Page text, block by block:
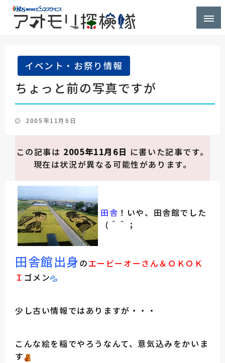
イベント・お祭り情報
ちょっと前の写真ですが
投
日:
2005年11月6日
この記事は 2005年11月6日 に書いた記事です。
現在は状況が異なる可能性があります。
田舎 ！いや、田舎館でした
（＾＾；
田舎館出身のエービーオーさん ＆ＯＫＯＫ
Ｉ ゴメン
少し古い情報ではありますが・・・
こんな絵を稲でやろうなんて、意気込みをかいま
す